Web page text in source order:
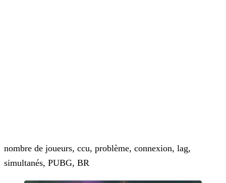
nombre de joueurs, ccu, problème, connexion, lag,
simultanés, PUBG, BR